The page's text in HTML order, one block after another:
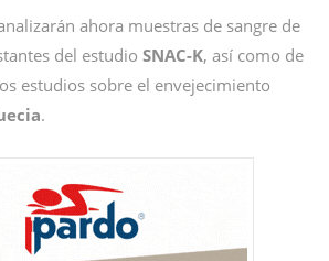
ahora muestras de sangre de
del estudio SNAC-K, así como de
estudios sobre el envejecimiento
.